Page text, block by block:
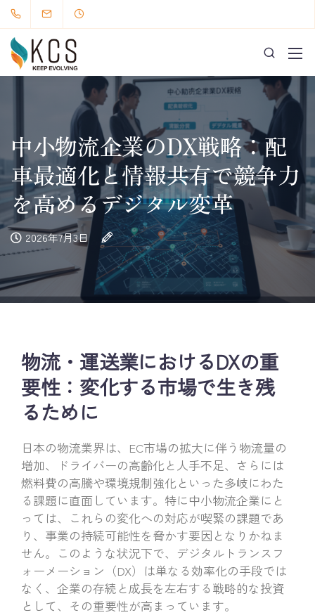
中小物流企業のDX戦略：配
車最適化と情報共有で競争力
を高めるデジタル変革
2026年7月3日
物流・運送業におけるDXの重
要性：変化する市場で生き残
るために
日本の物流業界は、EC市場の拡大に伴う物流量の
増加、ドライバーの高齢化と人手不足、さらには
燃料費の高騰や環境規制強化といった多岐にわた
る課題に直面しています。特に中小物流企業にと
っては、これらの変化への対応が喫緊の課題であ
り、事業の持続可能性を脅かす要因となりかねま
せん。このような状況下で、デジタルトランスフ
ォーメーション（DX）は単なる効率化の手段では
なく、企業の存続と成長を左右する戦略的な投資
として、その重要性が高まっています。